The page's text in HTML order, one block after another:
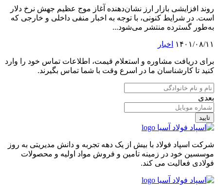
روند افزایشی بازار ارز نشان‌دهنده آغاز موج عظیم جهش نرخ دلار
است. در شرایط کنونی، با توجه به اخبار منفی داخلی و خارجی که
به‌طور گسترده منتشر می‌شود...
۱۴۰۱/۰۸/۱۱ اخبار
برای دریافت مشاوره و استعلام قیمت، اطلاعات تماس خود را وارد
کنید تا کارشناسان ما در اسرع وقت با شما تماس بگیرند.
بعدی
تایید
شرکت اسپاد فولاد با بیش از یک دهه تجربه و دانش مدیریتی به روز
موسسین خود در زمینه تامین و فروش مواد اولیه و محصولات
فولادی فعالیت می کند.